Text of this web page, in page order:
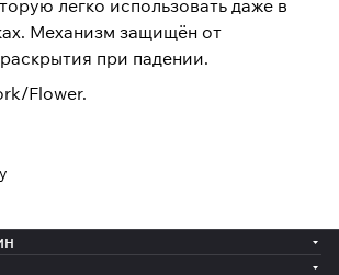
легко использовать даже в
Механизм защищён от
при падении.
Flower.